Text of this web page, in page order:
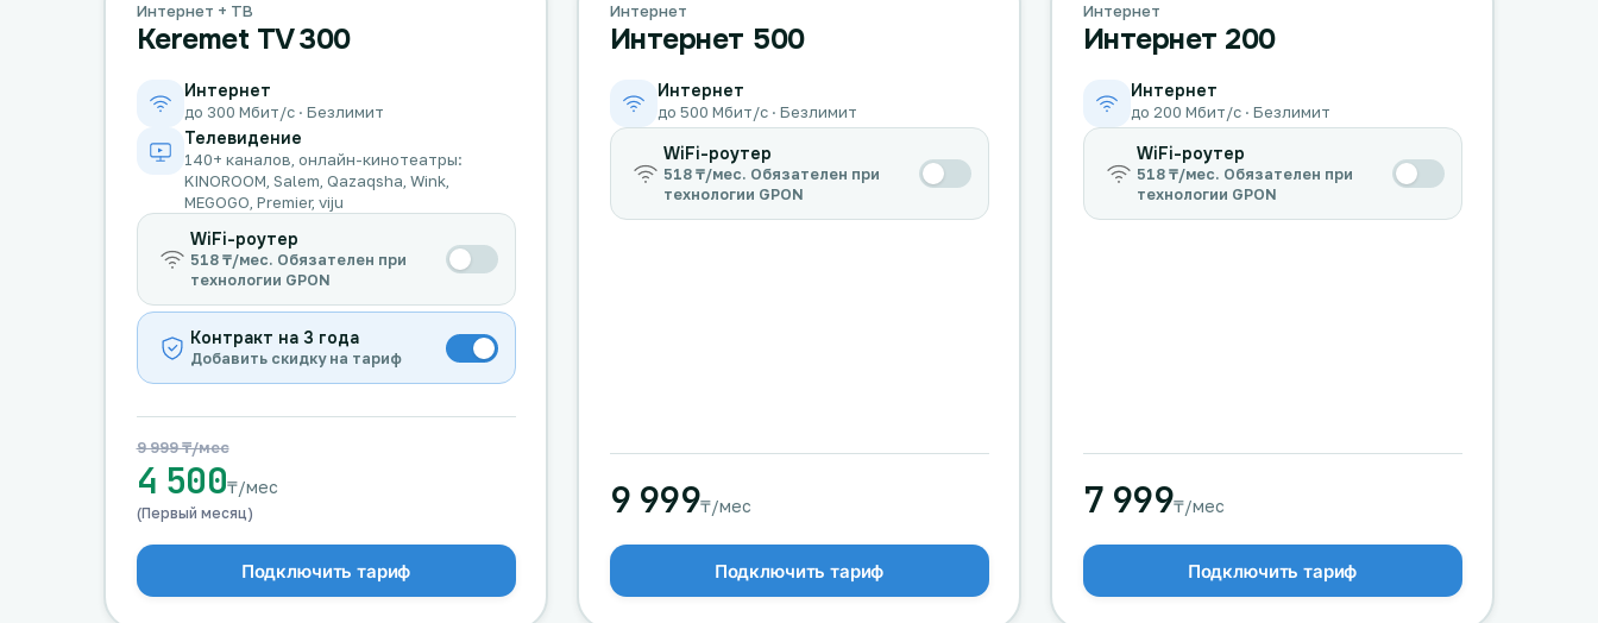
Интернет + ТВ
Keremet TV 300
Интернет
до 300 Мбит/с · Безлимит
Телевидение
140+ каналов, онлайн-кинотеатры:
KINOROOM, Salem, Qazaqsha, Wink,
MEGOGO, Premier, viju
WiFi-роутер
518 ₸/мес. Обязателен при
технологии GPON
Контракт на 3 года
Добавить скидку на тариф
9 999 ₸/мес
4 500₸/мес
(Первый месяц)
Подключить тариф
Интернет
Интернет 500
Интернет
до 500 Мбит/с · Безлимит
WiFi-роутер
518 ₸/мес. Обязателен при
технологии GPON
9 999₸/мес
Подключить тариф
Интернет
Интернет 200
Интернет
до 200 Мбит/с · Безлимит
WiFi-роутер
518 ₸/мес. Обязателен при
технологии GPON
7 999₸/мес
Подключить тариф